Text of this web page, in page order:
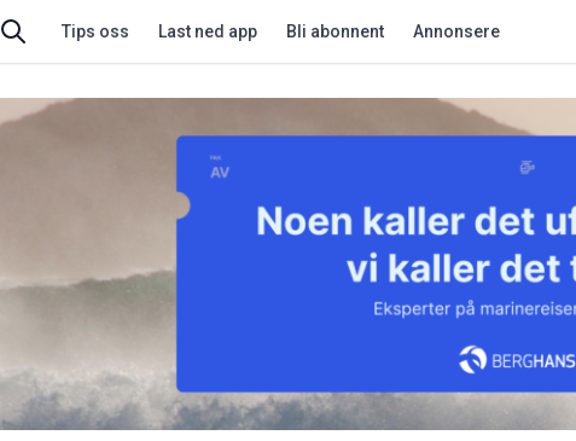
Tips oss Last ned app Bli abonnent Annonsere